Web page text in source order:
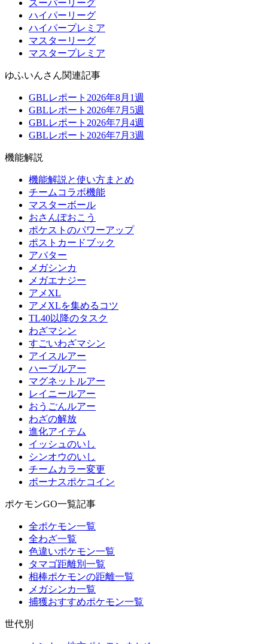
スーパーリーグ
ハイパーリーグ
ハイパープレミア
マスターリーグ
マスタープレミア
ゆふいんさん関連記事
GBLレポート2026年8月1週
GBLレポート2026年7月5週
GBLレポート2026年7月4週
GBLレポート2026年7月3週
機能解説
機能解説と使い方まとめ
チームコラボ機能
マスターボール
おさんぽおこう
ポケストのパワーアップ
ポストカードブック
アバター
メガシンカ
メガエナジー
アメXL
アメXLを集めるコツ
TL40以降のタスク
わざマシン
すごいわざマシン
アイスルアー
ハーブルアー
マグネットルアー
レイニールアー
おうごんルアー
わざの解放
進化アイテム
イッシュのいし
シンオウのいし
チームカラー変更
ボーナスポケコイン
ポケモンGO一覧記事
全ポケモン一覧
全わざ一覧
色違いポケモン一覧
タマゴ距離別一覧
相棒ポケモンの距離一覧
メガシンカ一覧
捕獲おすすめポケモン一覧
世代別